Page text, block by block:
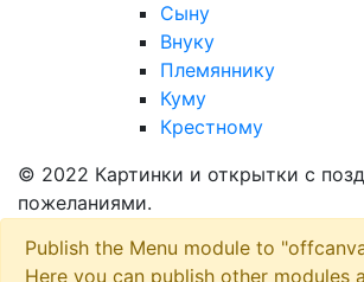
Сыну
Внуку
Племяннику
Куму
Крестному
© 2022 Картинки и открытки с
пожеланиями.
Publish the Menu module to
Here you can publish other modules